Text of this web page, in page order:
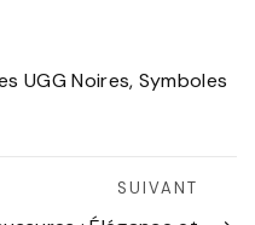
UGG Noires, Symboles
SUIVANT